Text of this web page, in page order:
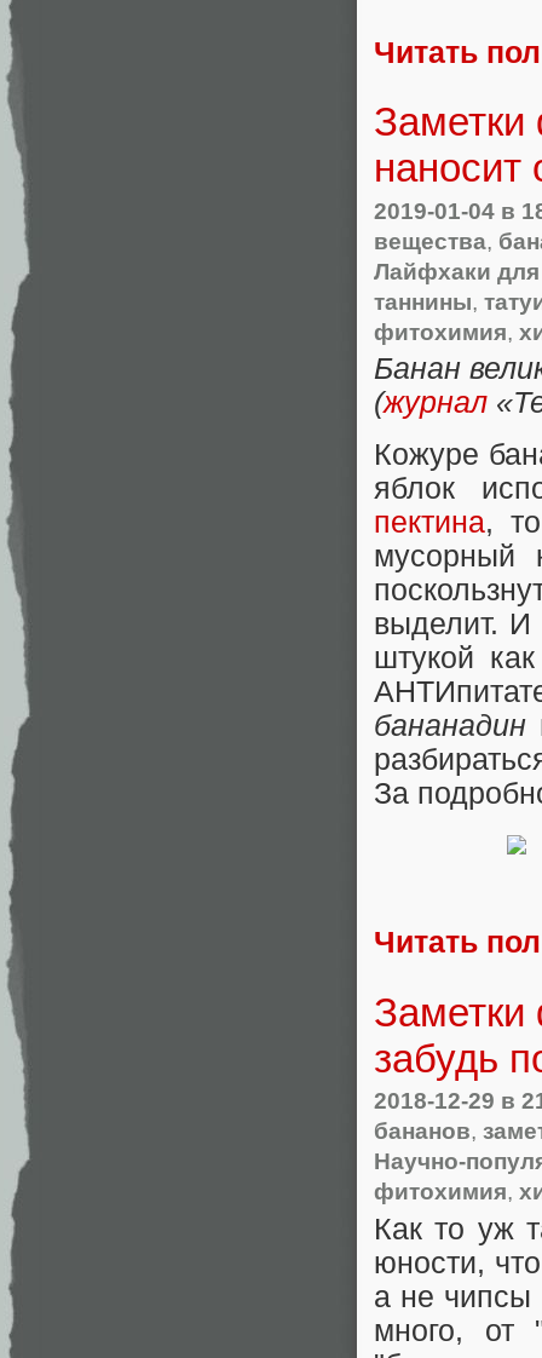
Читать
Заметки
наносит
2019-01-04 в
вещества,
Лайфхаки для
таннины,
фитохимия,
Банан
(журнал
Кожуре
яблок
пектина,
мусорный
выделит. И
штукой
бананадин
За
Читать
забудь
2018-12-29 в
бананов,
Научно-
фитохимия,
Как то уж
юности,
а не чипсы
много, от